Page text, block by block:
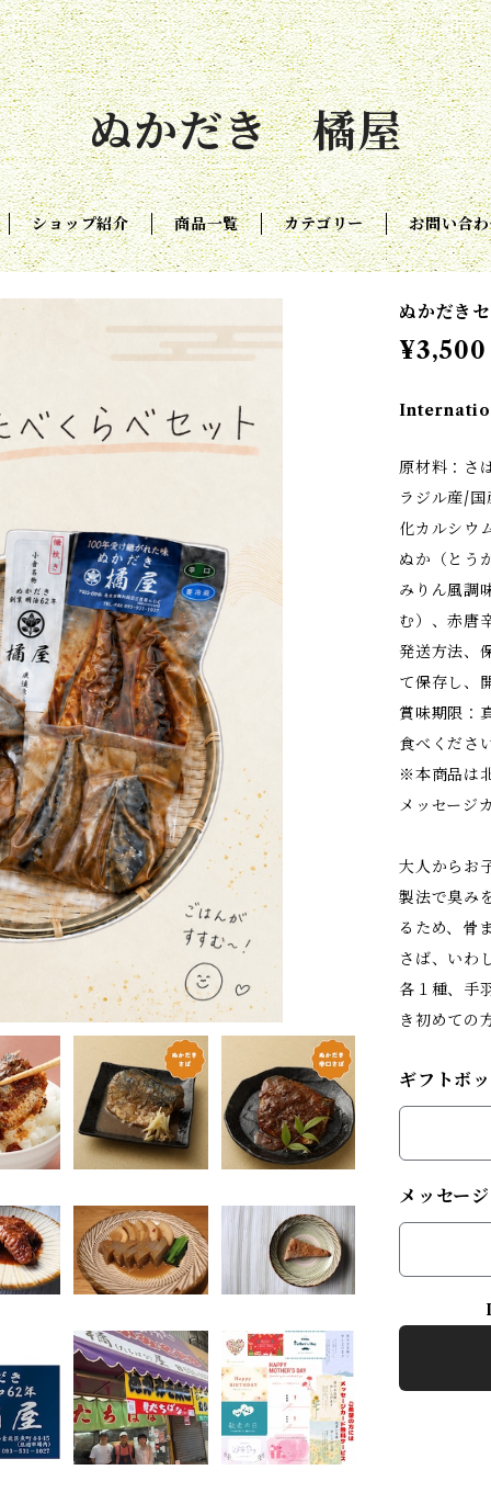
ぬかだき 橘屋
ショップ紹介 商品一覧 カテゴリー お問い合
ぬかだき
¥3,500
原材料：さ
ラジル産/
化カルシウ
ぬか（とう
みりん風調
む）、赤唐
発送方法、
て保存し、
賞味期限：
食べくださ
※本商品は
メッセージ
大人からお
製法で臭み
るため、骨
さば、いわ
各１種、手
き初めての
ギフトボ
メッセー